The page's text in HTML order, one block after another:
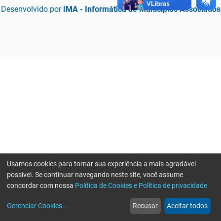
Desenvolvido por IMA - Informática de Municípios Associados
web
Notícias
more_horiz
Mais
Usamos cookies para tornar sua experiência a mais agradável
possível. Se continuar navegando neste site, você assume
concordar com nossa Política de Cookies e Política de privacidade
Gerenciar Cookies... Recusar Aceitar todos
Erro ao enviar informações, por favor tente novamente